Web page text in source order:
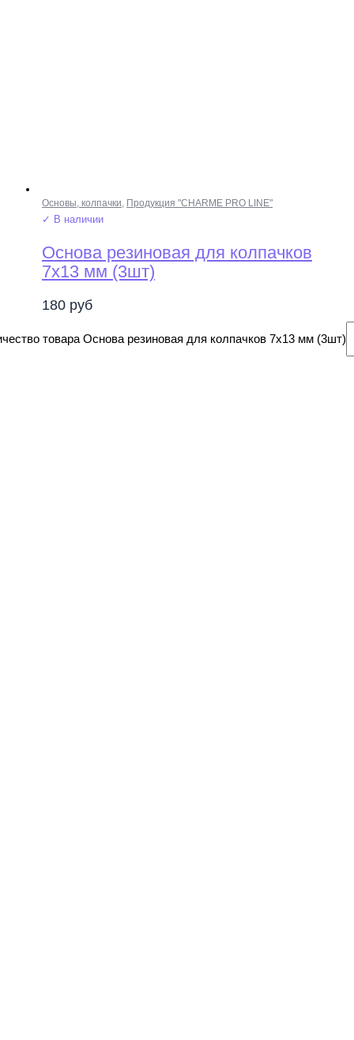
Основы, колпачки, Продукция "CHARME PRO LINE"
✓ В наличии
Основа резиновая для колпачков
7х13 мм (3шт)
180 руб
товара Основа резиновая для колпачков 7х13 мм (3шт)